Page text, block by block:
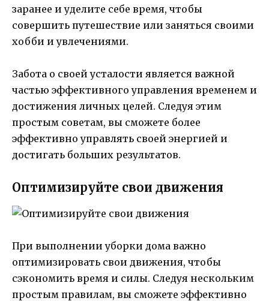
заранее и уделите себе время, чтобы
совершить путешествие или заняться своими
хобби и увлечениями.
Забота о своей усталости является важной
частью эффективного управления временем и
достижения личных целей. Следуя этим
простым советам, вы сможете более
эффективно управлять своей энергией и
достигать больших результатов.
Оптимизируйте свои движения
При выполнении уборки дома важно
оптимизировать свои движения, чтобы
сэкономить время и силы. Следуя нескольким
простым правилам, вы сможете эффективно